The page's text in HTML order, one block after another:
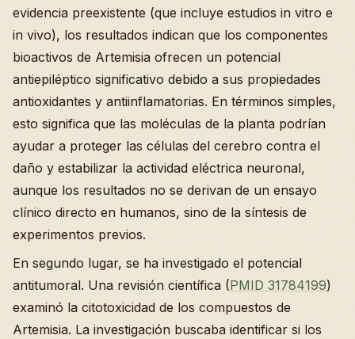
evidencia preexistente (que incluye estudios in vitro e
in vivo), los resultados indican que los componentes
bioactivos de Artemisia ofrecen un potencial
antiepiléptico significativo debido a sus propiedades
antioxidantes y antiinflamatorias. En términos simples,
esto significa que las moléculas de la planta podrían
ayudar a proteger las células del cerebro contra el
daño y estabilizar la actividad eléctrica neuronal,
aunque los resultados no se derivan de un ensayo
clínico directo en humanos, sino de la síntesis de
experimentos previos.
En segundo lugar, se ha investigado el potencial
antitumoral. Una revisión científica (PMID 31784199)
examinó la citotoxicidad de los compuestos de
Artemisia. La investigación buscaba identificar si los